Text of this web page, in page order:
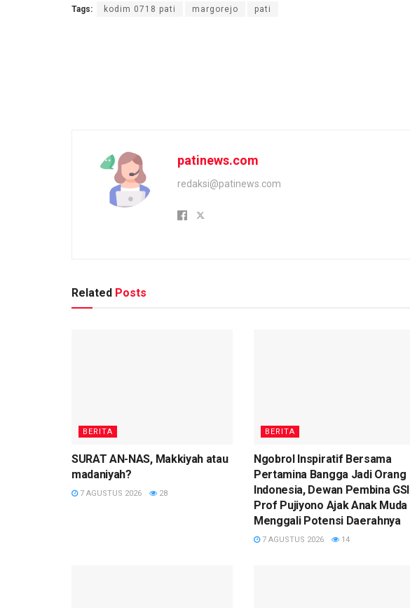
Tags: kodim 0718 pati margorejo pati
patinews.com
redaksi@patinews.com
Related Posts
BERITA
SURAT AN-NAS, Makkiyah atau
madaniyah?
7 AGUSTUS 2026 28
BERITA
Ngobrol Inspiratif Bersama
Pertamina Bangga Jadi Orang
Indonesia, Dewan Pembina GSI
Prof Pujiyono Ajak Anak Muda
Menggali Potensi Daerahnya
7 AGUSTUS 2026 14